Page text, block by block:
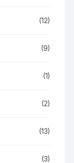
(12)
(9)
(1)
(2)
(13)
(3)